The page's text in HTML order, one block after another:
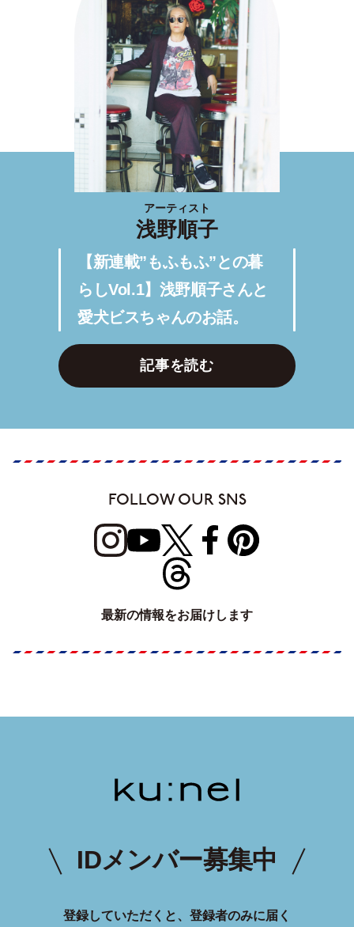
アーティスト
浅野順子
【新連載”もふもふ”との暮
らしVol.1】浅野順子さんと
愛犬ビスちゃんのお話。
記事を読む
FOLLOW OUR SNS
最新の情報をお届けします
IDメンバー募集中
登録していただくと、登録者のみに届く